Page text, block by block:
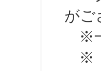
がご
※一
※「